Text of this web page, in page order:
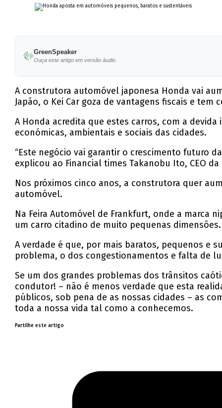
GreenSpeaker
Ouça este artigo em versão áudio.
A construtora automóvel japonesa Honda vai
Japão, o Kei Car goza de vantagens fiscais e
A Honda acredita que estes carros, com a
económicas, ambientais e sociais das cidades.
“Este negócio vai garantir o crescimento futuro
explicou ao Financial times Takanobu Ito, CEO
Nos próximos cinco anos, a construtora quer
automóvel.
Na Feira Automóvel de Frankfurt, onde a marca
um carro citadino de muito pequenas dimensões.
A verdade é que, por mais baratos, pequenos e
problema, o dos congestionamentos e falta de
Se um dos grandes problemas dos trânsitos
condutor! – não é menos verdade que esta
públicos, sob pena de as nossas cidades – as
toda a nossa vida tal como a conhecemos.
Partilhe este artigo